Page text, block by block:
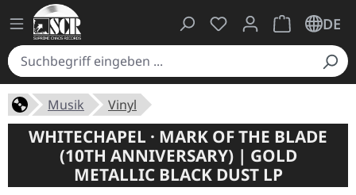
Du hast 0 Produkte
Warenkorb
DE
Musik Vinyl
WHITECHAPEL · MARK OF THE BLADE
(10TH ANNIVERSARY) | GOLD
METALLIC BLACK DUST LP